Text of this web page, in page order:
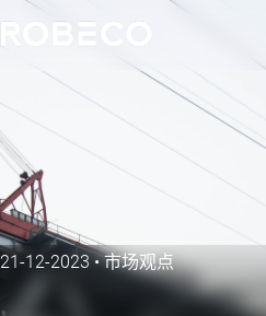
21-12-2023•市场观点